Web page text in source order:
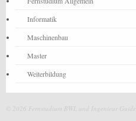
Informatik
Maschinenbau
Master
Weiterbildung
© 2026 Fernstudium BWL und Ingenieur Guide.